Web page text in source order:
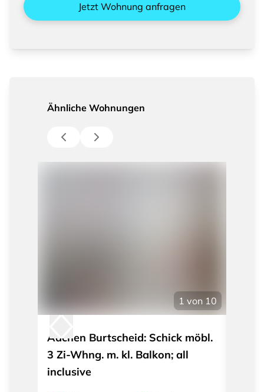
Jetzt Wohnung anfragen
Ähnliche Wohnungen
1 von 10
Aachen Burtscheid: Schick möbl.
3 Zi-Whng. m. kl. Balkon; all
inclusive